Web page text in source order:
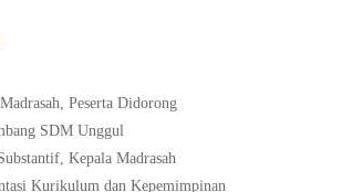
Peserta Didorong
SDM Unggul
Kepala Madrasah
Kurikulum dan Kepemimpinan